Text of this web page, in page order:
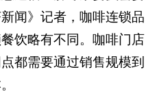
闻》记者，咖啡连锁品
饮略有不同。咖啡门店
都需要通过销售规模到